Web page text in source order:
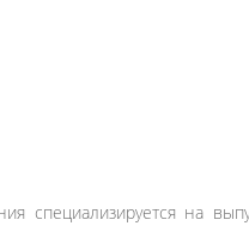
специализируется на